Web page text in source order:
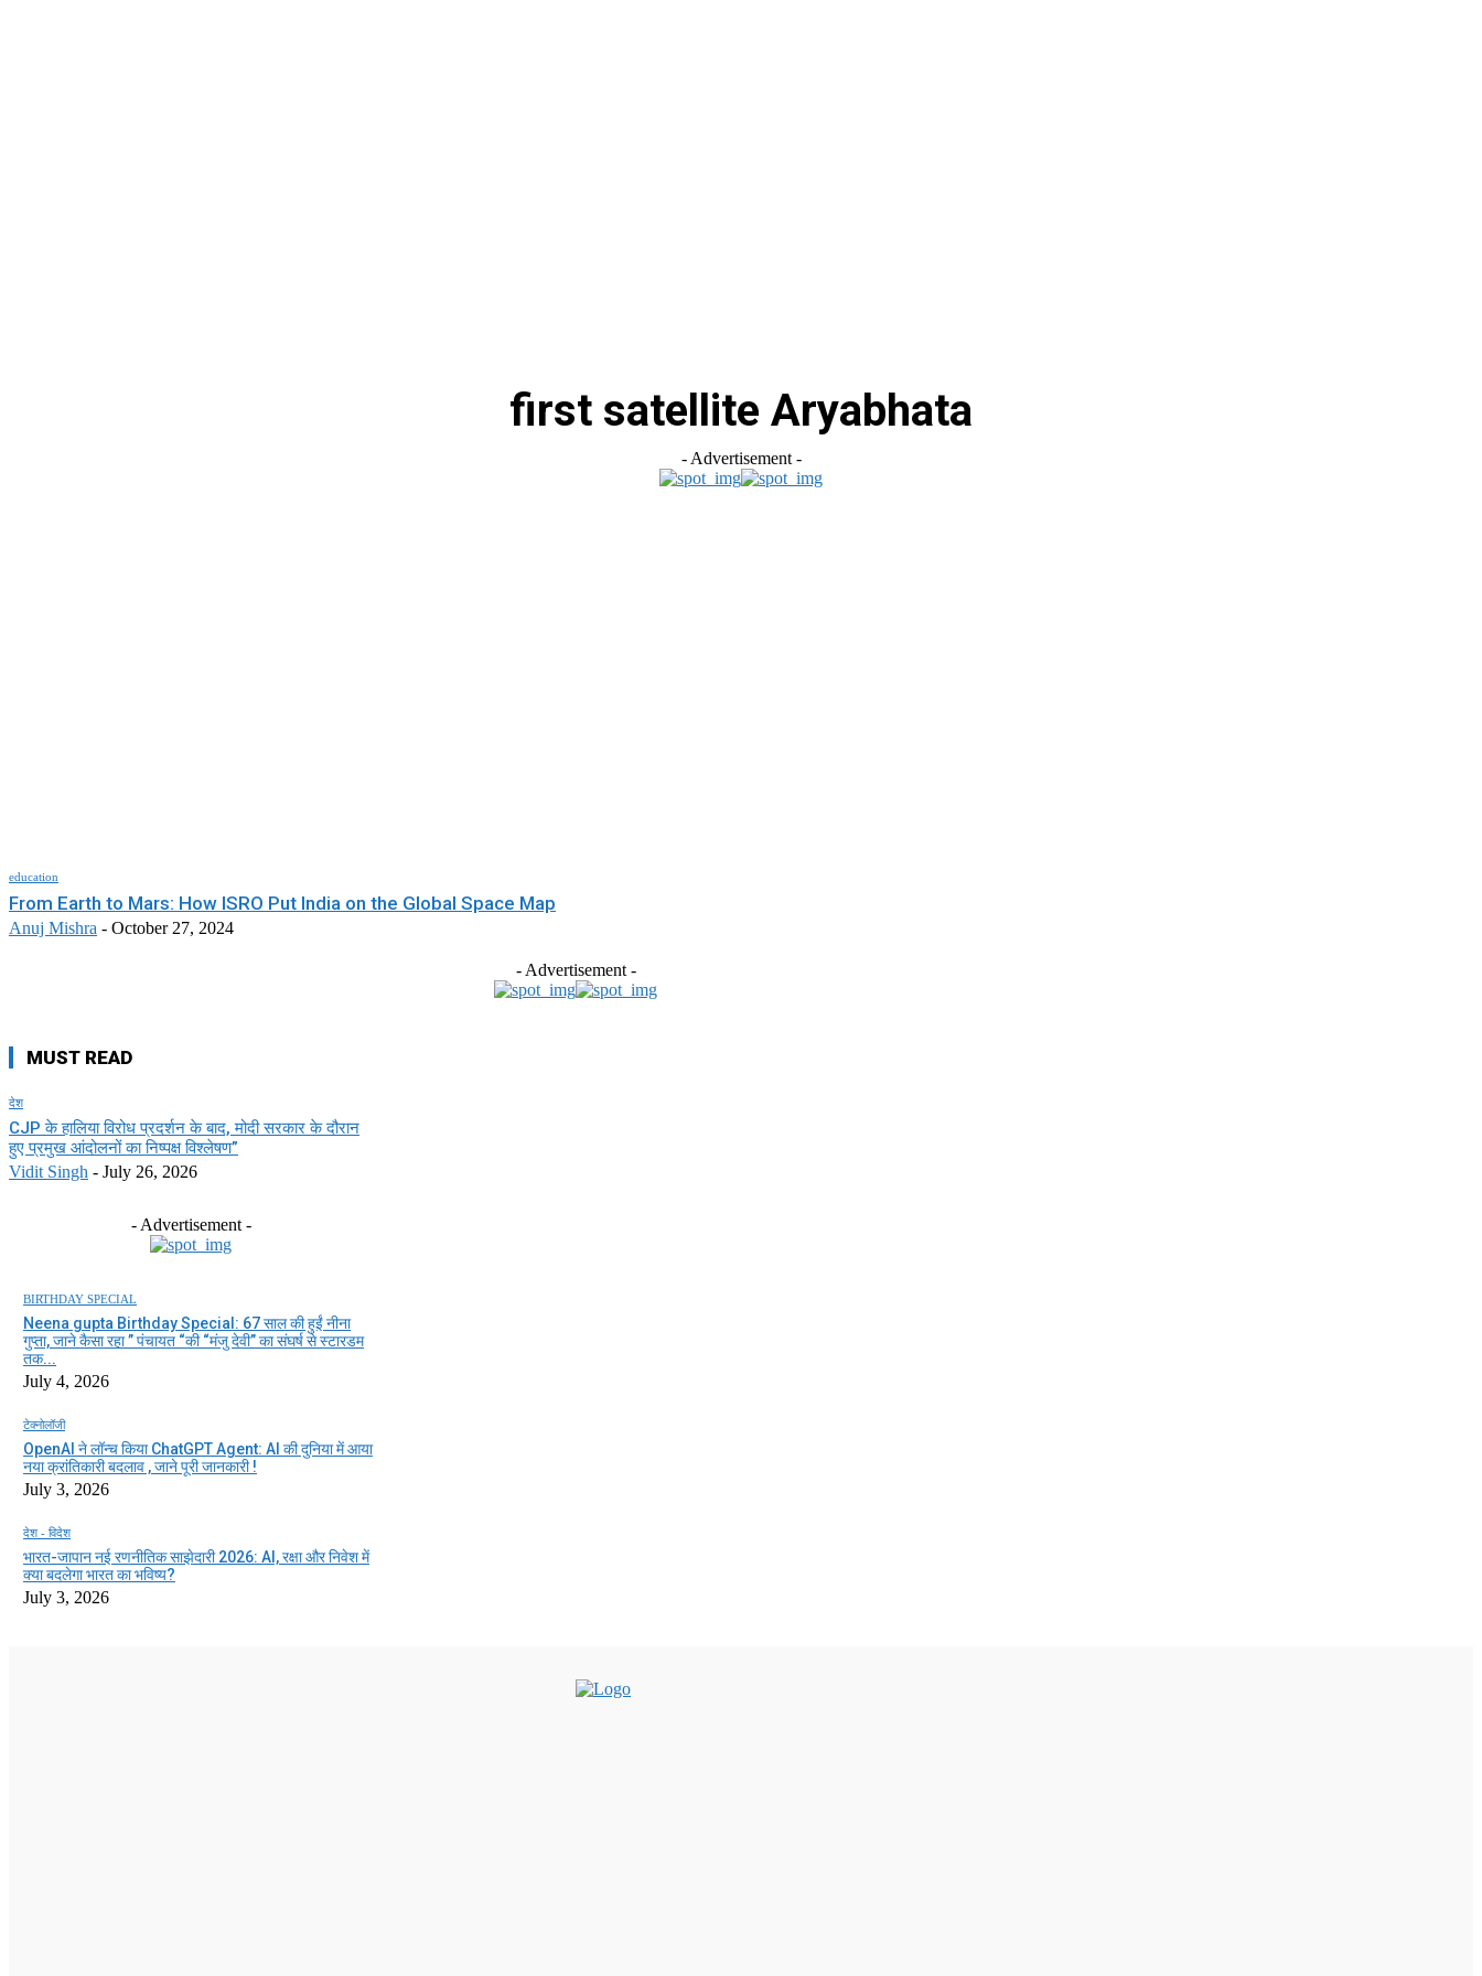
first satellite Aryabhata
- Advertisement -
education
From Earth to Mars: How ISRO Put India on the Global Space Map
Anuj Mishra - October 27, 2024
- Advertisement -
MUST READ
देश
CJP के हालिया विरोध प्रदर्शन के बाद, मोदी सरकार के दौरान
हुए प्रमुख आंदोलनों का निष्पक्ष विश्लेषण”
Vidit Singh - July 26, 2026
- Advertisement -
BIRTHDAY SPECIAL
Neena gupta Birthday Special: 67 साल की हुईं नीना
गुप्ता, जाने कैसा रहा ” पंचायत “की “मंजु देवी” का संघर्ष से स्टारडम
तक...
July 4, 2026
टेक्नोलॉजी
OpenAI ने लॉन्च किया ChatGPT Agent: AI की दुनिया में आया
नया क्रांतिकारी बदलाव , जाने पूरी जानकारी !
July 3, 2026
देश - विदेश
भारत-जापान नई रणनीतिक साझेदारी 2026: AI, रक्षा और निवेश में
क्या बदलेगा भारत का भविष्य?
July 3, 2026